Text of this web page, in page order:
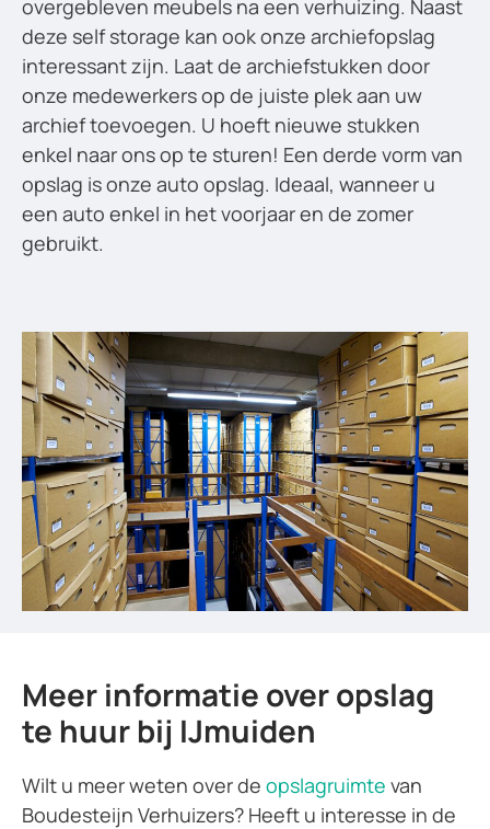
overgebleven meubels na een verhuizing. Naast
deze self storage kan ook onze archiefopslag
interessant zijn. Laat de archiefstukken door
onze medewerkers op de juiste plek aan uw
archief toevoegen. U hoeft nieuwe stukken
enkel naar ons op te sturen! Een derde vorm van
opslag is onze auto opslag. Ideaal, wanneer u
een auto enkel in het voorjaar en de zomer
gebruikt.
Meer informatie over opslag
te huur bij IJmuiden
Wilt u meer weten over de opslagruimte van
Boudesteijn Verhuizers? Heeft u interesse in de